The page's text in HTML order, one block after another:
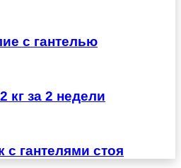
с гантелью
кг за 2 недели
с гантелями стоя